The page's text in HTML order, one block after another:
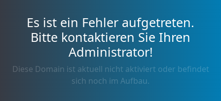
Es ist ein Fehler aufgetreten.
Bitte kontaktieren Sie Ihren
Administrator!
Diese Domain ist aktuell nicht aktiviert oder befindet
sich noch im Aufbau.